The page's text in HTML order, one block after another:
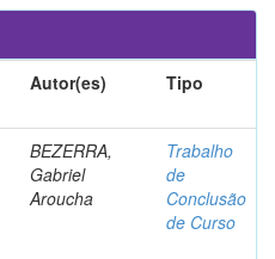
Autor(es) Tipo
BEZERRA,
Gabriel
Aroucha
Trabalho
de
Conclusão
de Curso